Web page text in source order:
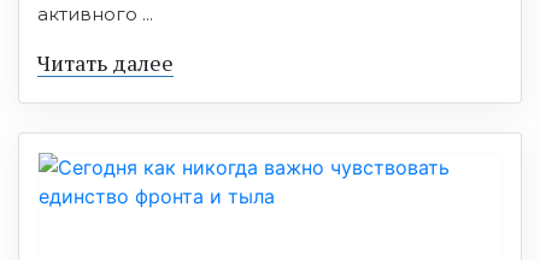
активного ...
Читать далее